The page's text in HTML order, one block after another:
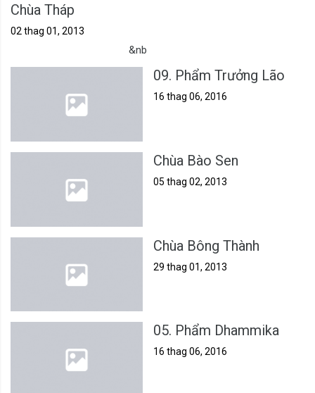
Chùa Tháp
02 thag 01, 2013
&nb
09. Phẩm Trưởng Lão
16 thag 06, 2016
Chùa Bào Sen
05 thag 02, 2013
Chùa Bông Thành
29 thag 01, 2013
05. Phẩm Dhammika
16 thag 06, 2016